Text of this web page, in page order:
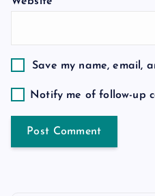
i
o
n
Save my name, email,
Notify me of follow-up